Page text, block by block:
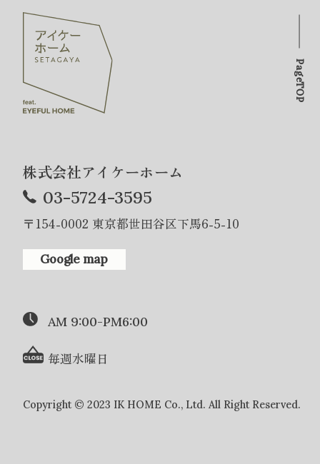
株式会社アイケーホーム
03-5724-3595
〒154-0002 東京都世田谷区下馬6-5-10
Google map
AM 9:00-PM6:00
毎週水曜日
Copyright © 2023 IK HOME Co., Ltd. All Right Reserved.
PageTOP